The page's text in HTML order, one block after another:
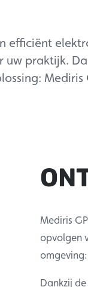
efficiënt
uw praktijk.
Mediris
Mediris
opvolgen
Dankzij